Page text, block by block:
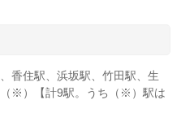
香住駅、浜坂駅、竹田駅、生
※）【計9駅。うち（※）駅は